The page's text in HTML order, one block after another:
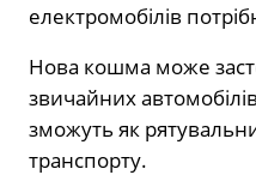
електромобілів
Нова кошма може
звичайних
зможуть як
транспорту.